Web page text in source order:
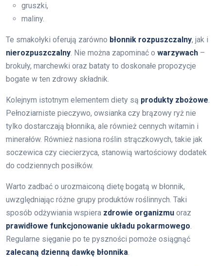
gruszki,
maliny.
Te smakołyki oferują zarówno błonnik rozpuszczalny, jak i
nierozpuszczalny. Nie można zapominać o warzywach –
brokuły, marchewki oraz bataty to doskonałe propozycje
bogate w ten zdrowy składnik.
Kolejnym istotnym elementem diety są produkty zbożowe.
Pełnoziarniste pieczywo, owsianka czy brązowy ryż nie
tylko dostarczają błonnika, ale również cennych witamin i
minerałów. Również nasiona roślin strączkowych, takie jak
soczewica czy ciecierzyca, stanowią wartościowy dodatek
do codziennych posiłków.
Warto zadbać o urozmaiconą dietę bogatą w błonnik,
uwzględniając różne grupy produktów roślinnych. Taki
sposób odżywiania wspiera zdrowie organizmu oraz
prawidłowe funkcjonowanie układu pokarmowego.
Regularne sięganie po te pyszności pomoże osiągnąć
zalecaną dzienną dawkę błonnika.